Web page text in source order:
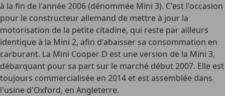
à la fin de l'année 2006 (dénommée Mini 3). C'est l'occasion
pour le constructeur allemand de mettre à jour la
motorisation de la petite citadine, qui reste par ailleurs
identique à la Mini 2, afin d'abaisser sa consommation en
carburant. La Mini Cooper D est une version de la Mini 3,
débarquant pour sa part sur le marché début 2007. Elle est
toujours commercialisée en 2014 et est assemblée dans
l'usine d'Oxford, en Angleterre.